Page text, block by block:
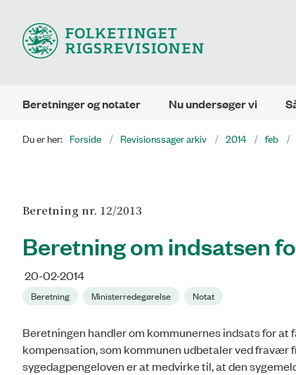
Beretninger og notater Nu undersøger vi
Du er her: Forside Revisionssager arkiv 2014 feb
Beretning nr. 12/2013
Beretning om indsatsen
20-02-2014
Beretning Ministerredegørelse Notat
Beretningen handler om kommunernes indsats for at
kompensation, som kommunen udbetaler ved fravær
sygedagpengeloven er at medvirke til, at den